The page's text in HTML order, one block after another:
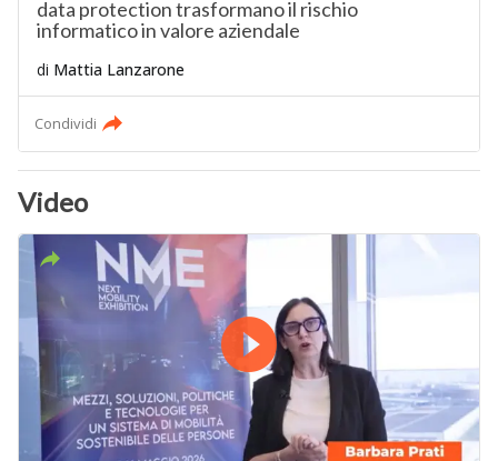
data protection trasformano il rischio
informatico in valore aziendale
di Mattia Lanzarone
Condividi
Video